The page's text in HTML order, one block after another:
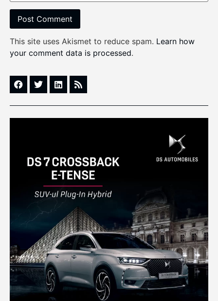
This site uses Akismet to reduce spam. Learn how
your comment data is processed.